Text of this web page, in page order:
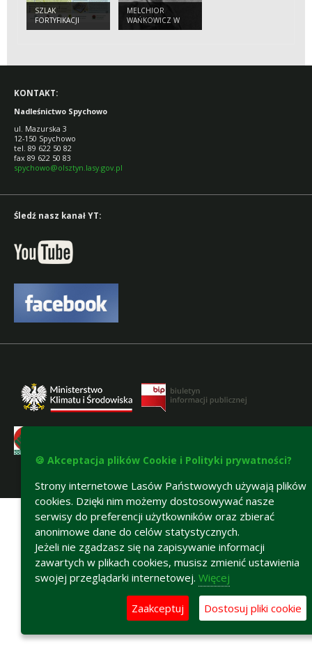
SZLAK
FORTYFIKACJI
SZCZYCIEŃSKIEJ
MELCHIOR
WAŃKOWICZ W
NADLEŚNICTWIE
KONTAKT:
Nadleśnictwo Spychowo
ul. Mazurska 3
12-150 Spychowo
tel. 89 622 50 82
fax 89 622 50 83
spychowo@olsztyn.lasy.gov.pl
Śledź nasz kanał YT:
Deklaracja dostępności
🍪 Akceptacja plików Cookie i Polityki prywatności?
Strony internetowe Lasów Państwowych używają plików
cookies. Dzięki nim możemy dostosowywać nasze
serwisy do preferencji użytkowników oraz zbierać
anonimowe dane do celów statystycznych.
Jeżeli nie zgadzasz się na zapisywanie informacji
zawartych w plikach cookies, musisz zmienić ustawienia
swojej przeglądarki internetowej. Więcej
Zaakceptuj Dostosuj pliki cookie